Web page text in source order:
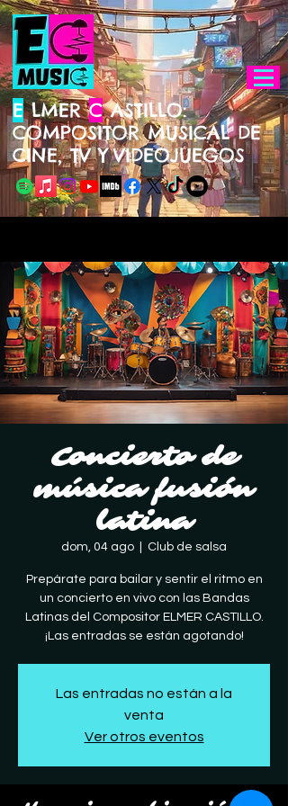
E LMER C ASTILLO:
COMPOSITOR MUSICAL DE
CINE, TV Y VIDEOJUEGOS
Concierto de
música fusión
latina
dom, 04 ago Club de salsa
Prepárate para bailar y sentir el ritmo en
un concierto en vivo con las Bandas
Latinas del Compositor ELMER CASTILLO.
¡Las entradas se están agotando!
Las entradas no están a la
venta
Ver otros eventos